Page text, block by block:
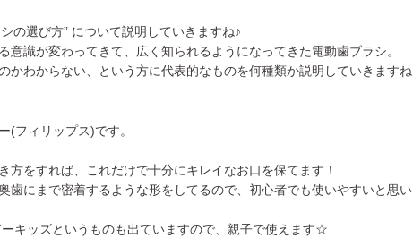
の選び方” について説明していきますね♪
意識が変わってきて、広く知られるようになってきた電動歯ブラシ。
かわからない、という方に代表的なものを何種類か説明していきますね
(フィリップス)です。
方をすれば、これだけで十分にキレイなお口を保てます！
歯にまで密着するような形をしてるので、初心者でも使いやすいと思い
キッズというものも出ていますので、親子で使えます☆